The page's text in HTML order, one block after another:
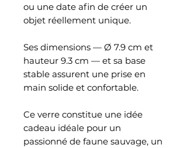
ou une date afin de créer un
objet réellement unique.
Ses dimensions — Ø 7.9 cm et
hauteur 9.3 cm — et sa base
stable assurent une prise en
main solide et confortable.
Ce verre constitue une idée
cadeau idéale pour un
passionné de faune sauvage, un